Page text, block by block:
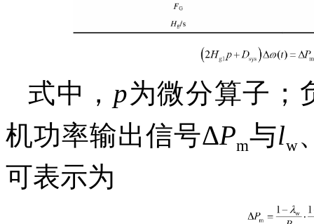
式中， p为微分算子；
机功率输出信号ΔPm与lw
可表示为